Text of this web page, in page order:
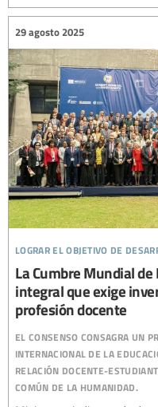
lograr el objetivo de
29 agosto 2025
La Cumbre Mundial
integral que exige
profesión docente
el consenso consagra un
internacional de la
relación docente-
común de la humanidad.